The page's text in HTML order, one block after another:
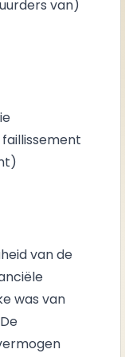
van)
faillissement
van de
was van